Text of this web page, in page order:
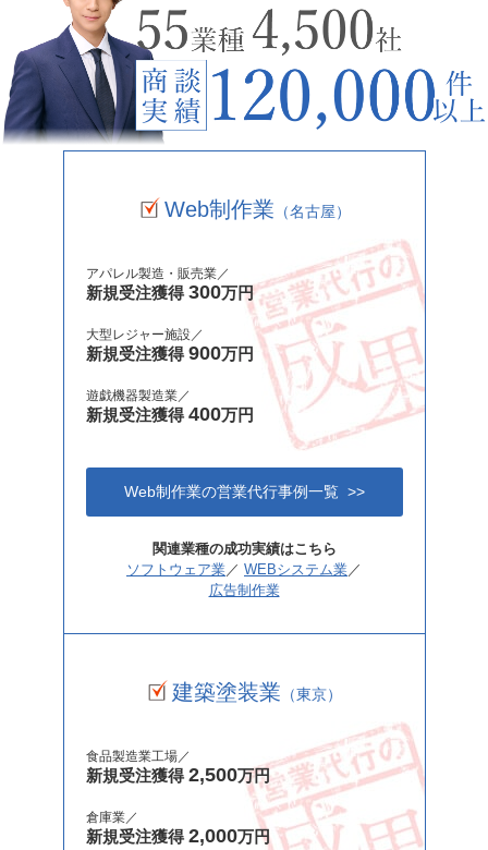
Web制作業 （名古屋）
アパレル製造・販売業／
新規受注獲得300万円
大型レジャー施設／
新規受注獲得900万円
遊戯機器製造業／
新規受注獲得400万円
Web制作業の営業代行事例一覧 >>
関連業種の成功実績はこちら
ソフトウェア業 ／ WEBシステム業 ／
広告制作業
建築塗装業 （東京）
食品製造業工場／
新規受注獲得2,500万円
倉庫業／
新規受注獲得2,000万円